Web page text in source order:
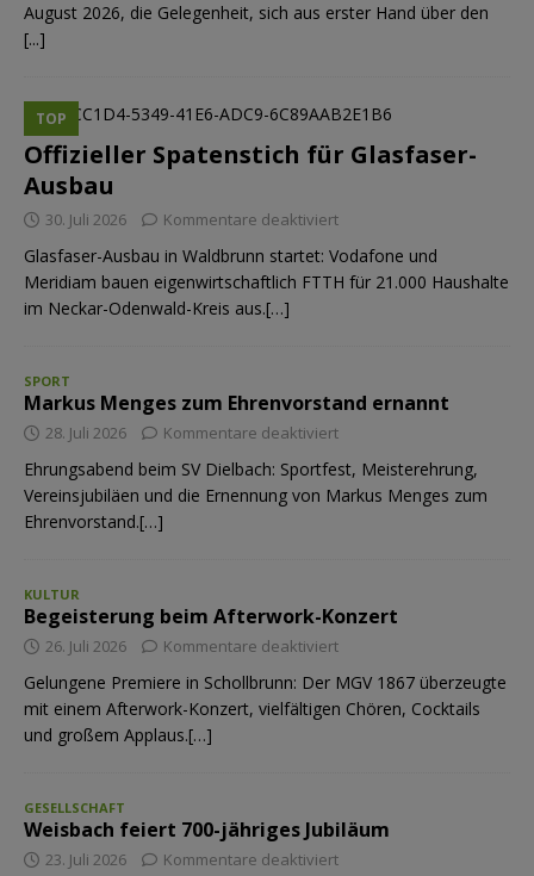
August 2026, die Gelegenheit, sich aus erster Hand über den
[...]
Offizieller Spatenstich für Glasfaser-
Ausbau
TOP
30. Juli 2026 Kommentare deaktiviert
Glasfaser-Ausbau in Waldbrunn startet: Vodafone und
Meridiam bauen eigenwirtschaftlich FTTH für 21.000 Haushalte
im Neckar-Odenwald-Kreis aus.[…]
SPORT
Markus Menges zum Ehrenvorstand ernannt
28. Juli 2026 Kommentare deaktiviert
Ehrungsabend beim SV Dielbach: Sportfest, Meisterehrung,
Vereinsjubiläen und die Ernennung von Markus Menges zum
Ehrenvorstand.[…]
KULTUR
Begeisterung beim Afterwork-Konzert
26. Juli 2026 Kommentare deaktiviert
Gelungene Premiere in Schollbrunn: Der MGV 1867 überzeugte
mit einem Afterwork-Konzert, vielfältigen Chören, Cocktails
und großem Applaus.[…]
GESELLSCHAFT
Weisbach feiert 700-jähriges Jubiläum
23. Juli 2026 Kommentare deaktiviert